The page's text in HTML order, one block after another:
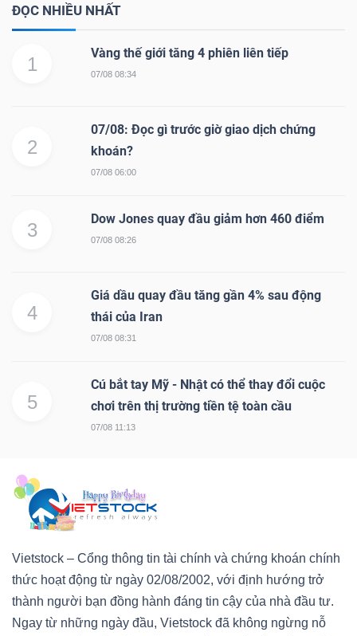
ĐỌC NHIỀU NHẤT
1
Vàng thế giới tăng 4 phiên liên tiếp
07/08 08:34
2
07/08: Đọc gì trước giờ giao dịch chứng
khoán?
07/08 06:00
3
Dow Jones quay đầu giảm hơn 460 điểm
07/08 08:26
4
Giá dầu quay đầu tăng gần 4% sau động
thái của Iran
07/08 08:31
5
Cú bắt tay Mỹ - Nhật có thể thay đổi cuộc
chơi trên thị trường tiền tệ toàn cầu
07/08 11:13
Vietstock – Cổng thông tin tài chính và chứng khoán chính
thức hoạt động từ ngày 02/08/2002, với định hướng trở
thành người bạn đồng hành đáng tin cậy của nhà đầu tư.
Ngay từ những ngày đầu, Vietstock đã không ngừng nỗ